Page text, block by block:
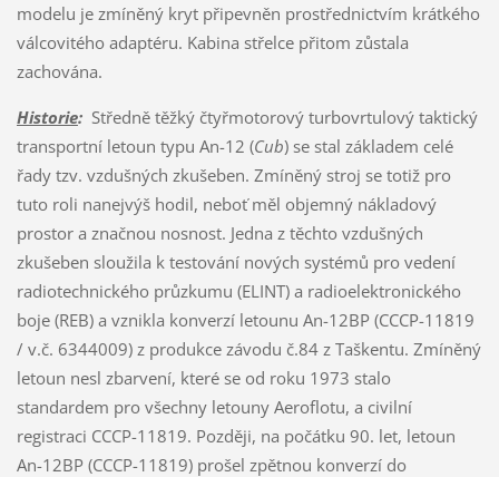
modelu je zmíněný kryt připevněn prostřednictvím krátkého
válcovitého adaptéru. Kabina střelce přitom zůstala
zachována.
Historie:Středně těžký čtyřmotorový turbovrtulový taktický
transportní letoun typu An-12 (Cub) se stal základem celé
řady tzv. vzdušných zkušeben. Zmíněný stroj se totiž pro
tuto roli nanejvýš hodil, neboť měl objemný nákladový
prostor a značnou nosnost. Jedna z těchto vzdušných
zkušeben sloužila k testování nových systémů pro vedení
radiotechnického průzkumu (ELINT) a radioelektronického
boje (REB) a vznikla konverzí letounu An-12BP (CCCP-11819
/ v.č. 6344009) z produkce závodu č.84 z Taškentu. Zmíněný
letoun nesl zbarvení, které se od roku 1973 stalo
standardem pro všechny letouny Aeroflotu, a civilní
registraci CCCP-11819. Později, na počátku 90. let, letoun
An-12BP (CCCP-11819) prošel zpětnou konverzí do